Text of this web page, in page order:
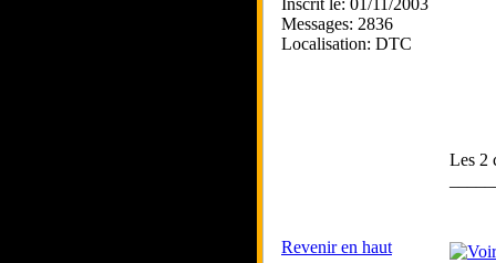
Inscrit le: 01/11/2003
Messages: 2836
Localisation: DTC
Les 2
Revenir en haut